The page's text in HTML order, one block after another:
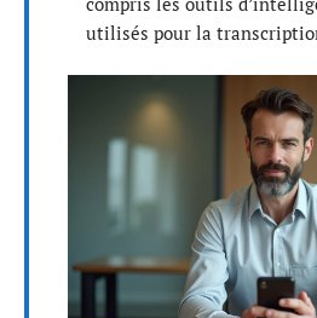
utilisés pour la